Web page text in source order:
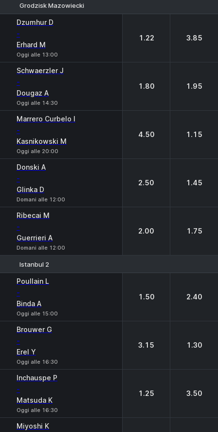
Grodzisk Mazowiecki
Dzumhur D
-
Erhard M
Oggi alle 13:00
1.22 3.85
Schwaerzler J
-
Dougaz A
Oggi alle 14:30
1.80 1.95
Marrero Curbelo I
-
Kasnikowski M
Oggi alle 20:00
4.50 1.15
Donski A
-
Glinka D
Domani alle 12:00
2.50 1.45
Ribecai M
-
Guerrieri A
Domani alle 12:00
2.00 1.75
Istanbul 2
Poullain L
-
Binda A
Oggi alle 15:00
1.50 2.40
Brouwer G
-
Erel Y
Oggi alle 16:30
3.15 1.30
Inchauspe P
-
Matsuda K
Oggi alle 16:30
1.25 3.50
Miyoshi K